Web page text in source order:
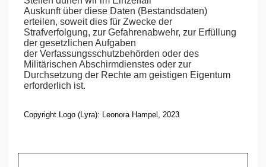
Auskunft über diese Daten (Bestandsdaten)
erteilen, soweit dies für Zwecke der
Strafverfolgung, zur Gefahrenabwehr, zur Erfüllung
der gesetzlichen Aufgaben
der Verfassungsschutzbehörden oder des
Militärischen Abschirmdienstes oder zur
Durchsetzung der Rechte am geistigen Eigentum
erforderlich ist.
Copyright Logo (Lyra): Leonora Hampel, 2023